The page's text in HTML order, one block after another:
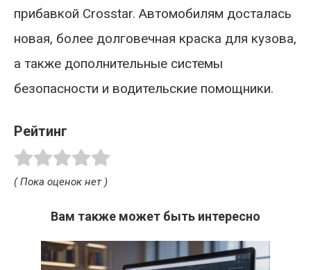
прибавкой Crosstar. Автомобилям досталась
новая, более долговечная краска для кузова,
а также дополнительные системы
безопасности и водительские помощники.
Рейтинг
( Пока оценок нет )
Вам также может быть интересно